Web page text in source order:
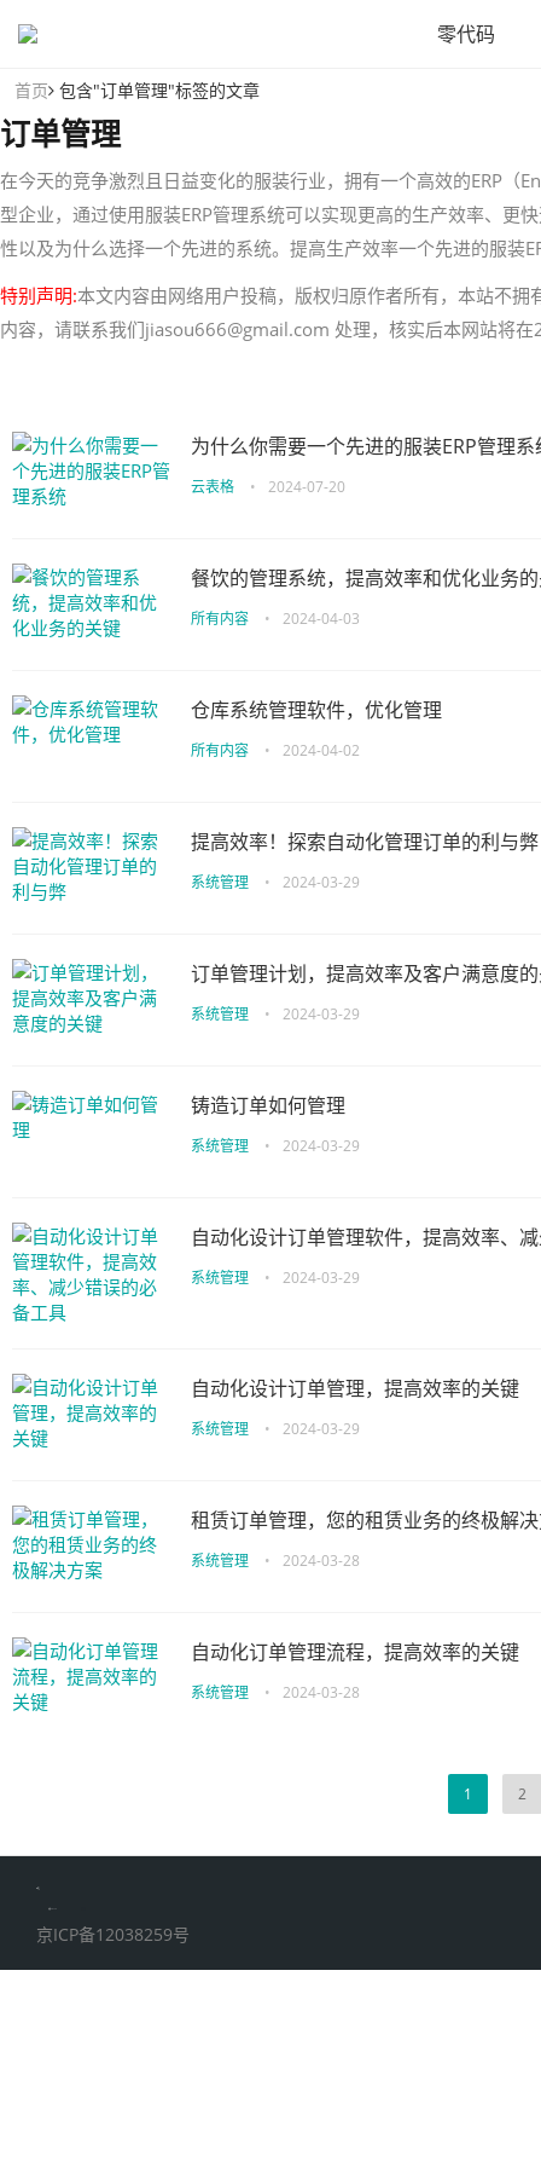
零代码
首页 包含"订单管理"标签的文章
订单管理
在今天的竞争激烈且日益变化的服装行业，拥有一个高效的ERP
型企业，通过使用服装ERP管理系统可以实现更高的生产效率、更
性以及为什么选择一个先进的系统。提高生产效率一个先进的服装
特别声明:本文内容由网络用户投稿，版权归原作者所有，本站不
内容，请联系我们jiasou666@gmail.com 处理，核实后本网站将
为什么你需要一个先进的服装ERP管理系
云表格 • 2024-07-20
餐饮的管理系统，提高效率和优化业务
所有内容 • 2024-04-03
仓库系统管理软件，优化管理
所有内容 • 2024-04-02
提高效率！探索自动化管理订单的利与弊
系统管理 • 2024-03-29
订单管理计划，提高效率及客户满意度
系统管理 • 2024-03-29
铸造订单如何管理
系统管理 • 2024-03-29
自动化设计订单管理软件，提高效率、
系统管理 • 2024-03-29
自动化设计订单管理，提高效率的关键
系统管理 • 2024-03-29
租赁订单管理，您的租赁业务的终极解
系统管理 • 2024-03-28
自动化订单管理流程，提高效率的关键
系统管理 • 2024-03-28
1 2
京ICP备12038259号